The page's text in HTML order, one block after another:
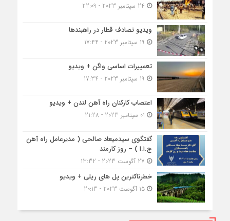
ویدیو تصادف قطار در راهبندها
تعمییرات اساسی واگن + ویدیو
اعتصاب کارکنان راه آهن لندن + ویدیو
گفتگوی سیدمیعاد صالحی ( مدیرعامل راه آهن
ج.ا.ا ) – روز کارمند
خطرناکترین پل های ریلی + ویدیو
15 آگوست 2023 - 20:13